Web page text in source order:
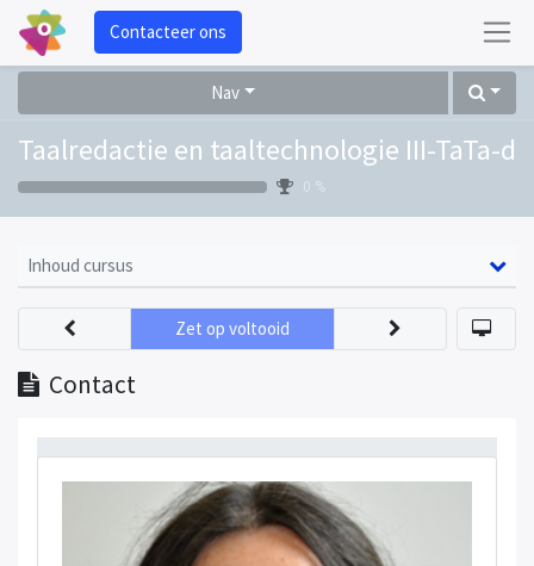
Contacteer ons
Nav
Taalredactie en taaltechnologie III-TaTa-d
0 %
Inhoud cursus
Contact
Zet op voltooid